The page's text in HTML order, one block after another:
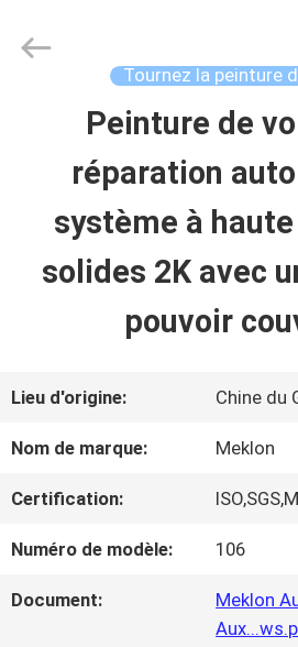
APERÇU
PRODUITS
VIDÉOS
PROPOS
VISITE
Meklon
Tournez la peinture
Peinture de
réparation
système à
solides 2K avec
pouvoir
Lieu d'origine: Chine du
Nom de marque: Meklon
Certification:
Numéro de modèle: 106
Document:
Meklon